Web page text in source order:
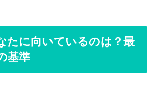
たに向いているのは？最
基準